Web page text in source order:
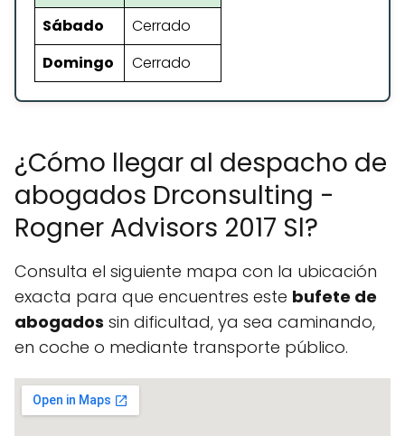
Sábado
Cerrado
Domingo
Cerrado
¿Cómo llegar al despacho de
abogados Drconsulting -
Rogner Advisors 2017 Sl?
Consulta el siguiente mapa con la ubicación
exacta para que encuentres este bufete de
abogados sin dificultad, ya sea caminando,
en coche o mediante transporte público.